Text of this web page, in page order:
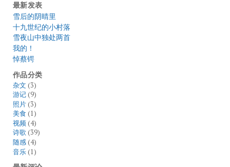
最新发表
雪后的阴晴里
十九世纪的小村落
雪夜山中独处两首
我的！
悼蔡锷
作品分类
杂文 (3)
游记(9)
照片(3)
美食 (1)
视频(4)
诗歌(39)
随感(4)
音乐(1)